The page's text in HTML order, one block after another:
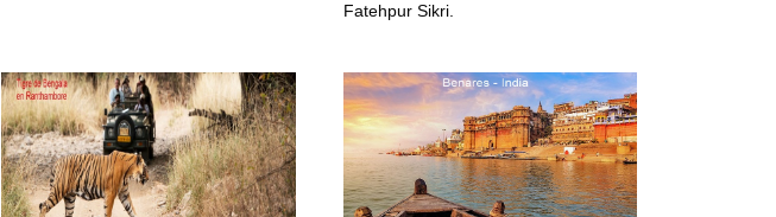
Fatehpur Sikri.